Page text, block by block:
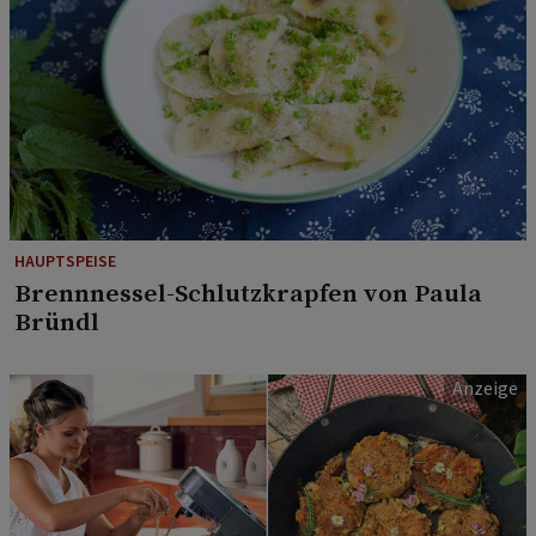
HAUPTSPEISE
Brennnessel-Schlutzkrapfen von Paula
Bründl